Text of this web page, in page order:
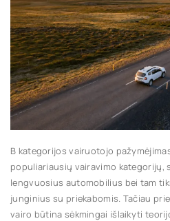
B kategorijos vairuotojo
populiariausių vairavimo kategorijų,
lengvuosius automobilius bei tam
junginius su priekabomis. Tačiau
vairo būtina sėkmingai išlaikyti